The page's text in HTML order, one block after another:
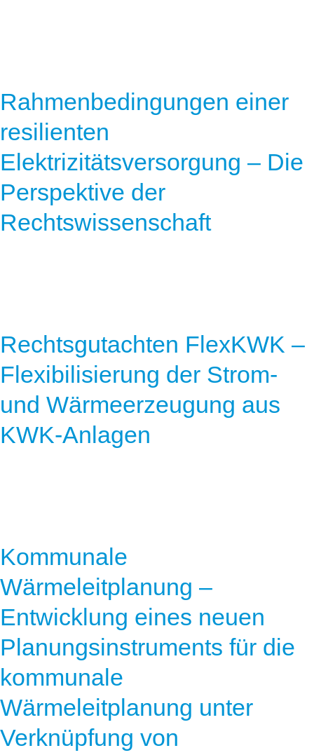
Rahmenbedingungen einer
resilienten
Elektrizitätsversorgung – Die
Perspektive der
Rechtswissenschaft
Rechtsgutachten FlexKWK –
Flexibilisierung der Strom-
und Wärmeerzeugung aus
KWK-Anlagen
Kommunale
Wärmeleitplanung –
Entwicklung eines neuen
Planungsinstruments für die
kommunale
Wärmeleitplanung unter
Verknüpfung von